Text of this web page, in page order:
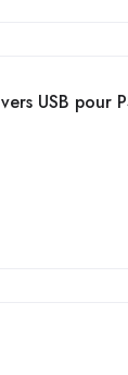
USB pour